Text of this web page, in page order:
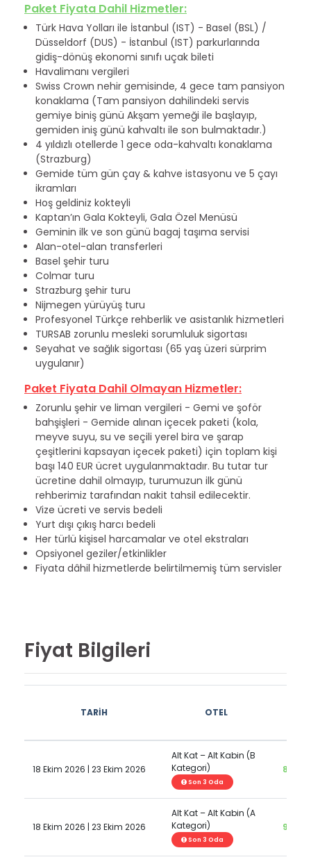
Paket Fiyata Dahil Hizmetler:
Türk Hava Yolları ile İstanbul (IST) - Basel (BSL) /
Düsseldorf (DUS) - İstanbul (IST) parkurlarında
gidiş-dönüş ekonomi sınıfı uçak bileti
Havalimanı vergileri
Swiss Crown nehir gemisinde, 4 gece tam pansiyon
konaklama (Tam pansiyon dahilindeki servis
gemiye biniş günü Akşam yemeği ile başlayıp,
gemiden iniş günü kahvaltı ile son bulmaktadır.)
4 yıldızlı otellerde 1 gece oda-kahvaltı konaklama
(Strazburg)
Gemide tüm gün çay & kahve istasyonu ve 5 çayı
ikramları
Hoş geldiniz kokteyli
Kaptan’ın Gala Kokteyli, Gala Özel Menüsü
Geminin ilk ve son günü bagaj taşıma servisi
Alan-otel-alan transferleri
Basel şehir turu
Colmar turu
Strazburg şehir turu
Nijmegen yürüyüş turu
Profesyonel Türkçe rehberlik ve asistanlık hizmetleri
TURSAB zorunlu mesleki sorumluluk sigortası
Seyahat ve sağlık sigortası (65 yaş üzeri sürprim
uygulanır)
Paket Fiyata Dahil Olmayan Hizmetler:
Zorunlu şehir ve liman vergileri - Gemi ve şoför
bahşişleri - Gemide alınan içecek paketi (kola,
meyve suyu, su ve seçili yerel bira ve şarap
çeşitlerini kapsayan içecek paketi) için toplam kişi
başı 140 EUR ücret uygulanmaktadır. Bu tutar tur
ücretine dahil olmayıp, turumuzun ilk günü
rehberimiz tarafından nakit tahsil edilecektir.
Vize ücreti ve servis bedeli
Yurt dışı çıkış harcı bedeli
Her türlü kişisel harcamalar ve otel ekstraları
Opsiyonel geziler/etkinlikler
Fiyata dâhil hizmetlerde belirtilmemiş tüm servisler
Fiyat Bilgileri
TARİH OTEL
18 Ekim 2026 | 23 Ekim 2026
Alt Kat – Alt Kabin (B
Kategori)
Son 3 Oda
18 Ekim 2026 | 23 Ekim 2026
Alt Kat – Alt Kabin (A
Kategori)
Son 3 Oda